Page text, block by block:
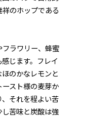
のホップである
ラワリー、蜂蜜
じます。フレイ
のかなレモンと
スト様の麦芽か
それを程よい苦
苦味と炭酸は強